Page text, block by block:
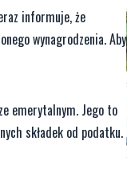
informuje, że
wynagrodzenia. Aby
emerytalnym. Jego to
składek od podatku.